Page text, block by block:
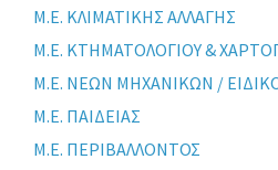
Μ.Ε. ΚΛΙΜΑΤΙΚΗΣ ΑΛΛΑΓΗΣ
Μ.Ε. ΚΤΗΜΑΤΟΛΟΓΙΟΥ &
Μ.Ε. ΝΕΩΝ ΜΗΧΑΝΙΚΩΝ /
Μ.Ε. ΠΑΙΔΕΙΑΣ
Μ.Ε. ΠΕΡΙΒΑΛΛΟΝΤΟΣ